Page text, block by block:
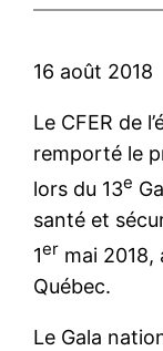
16 août 2018
Le CFER de
remporté le
lors du 13e
santé et
1er mai 2018,
Québec.
Le Gala